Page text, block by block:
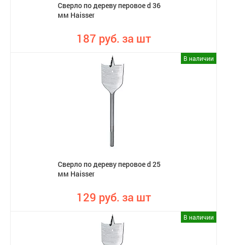
Сверло по дереву перовое d 36
мм Haisser
187 руб. за шт
В наличии
Сверло по дереву перовое d 25
мм Haisser
129 руб. за шт
В наличии